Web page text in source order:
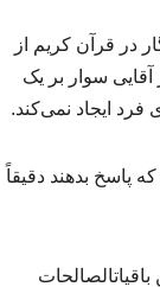
در قرآن کریم از
سوار بر یک
ایجاد نمی‌کند.
سؤال اصلی از آقاپسر ۲۰ ساله و دخترخانم ۱۸ ساله است که پاسخ بدهند دقیقاً
وی یادآور شد : خداوند عالم در قرآن کریم می‌گوید دستیابی به امکانات و حتی برآورده شدن آرزوها در گرو تأمین باقیات‎الصالحات